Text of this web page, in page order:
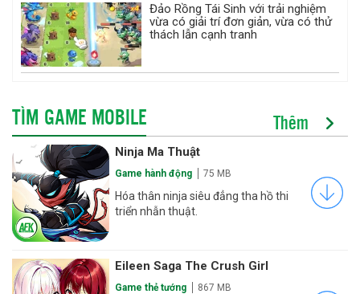
Đảo Rồng Tái Sinh với trải nghiệm
vừa có giải trí đơn giản, vừa có thử
thách lẫn cạnh tranh
TÌM GAME MOBILE Thêm
Ninja Ma Thuật
Game hành động 75 MB
Hóa thân ninja siêu đẳng tha hồ thi
triển nhẫn thuật.
Eileen Saga The Crush Girl
Game thẻ tướng 867 MB